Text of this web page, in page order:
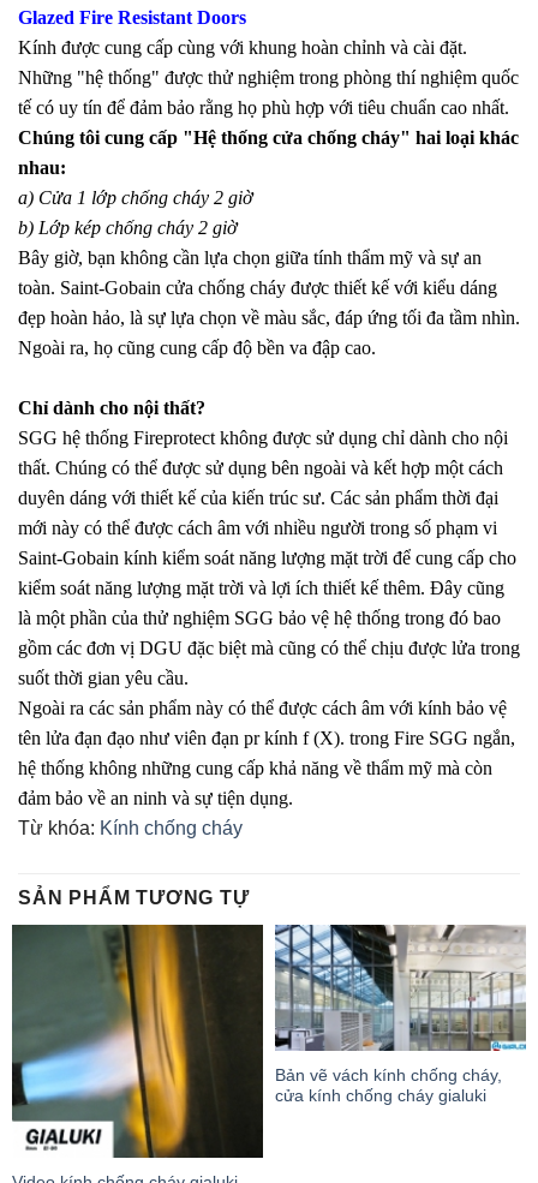
Glazed Fire Resistant Doors
Kính được cung cấp cùng với khung hoàn chỉnh và cài đặt.
Những "hệ thống" được thử nghiệm trong phòng thí nghiệm quốc
tế có uy tín để đảm bảo rằng họ phù hợp với tiêu chuẩn cao nhất.
Chúng tôi cung cấp "Hệ thống cửa chống cháy" hai loại khác
nhau:
a) Cửa 1 lớp chống cháy 2 giờ
b) Lớp kép chống cháy 2 giờ
Bây giờ, bạn không cần lựa chọn giữa tính thẩm mỹ và sự an
toàn. Saint-Gobain cửa chống cháy được thiết kế với kiểu dáng
đẹp hoàn hảo, là sự lựa chọn về màu sắc, đáp ứng tối đa tầm nhìn.
Ngoài ra, họ cũng cung cấp độ bền va đập cao.
Chỉ dành cho nội thất?
SGG hệ thống Fireprotect không được sử dụng chỉ dành cho nội
thất. Chúng có thể được sử dụng bên ngoài và kết hợp một cách
duyên dáng với thiết kế của kiến trúc sư. Các sản phẩm thời đại
mới này có thể được cách âm với nhiều người trong số phạm vi
Saint-Gobain kính kiểm soát năng lượng mặt trời để cung cấp cho
kiểm soát năng lượng mặt trời và lợi ích thiết kế thêm. Đây cũng
là một phần của thử nghiệm SGG bảo vệ hệ thống trong đó bao
gồm các đơn vị DGU đặc biệt mà cũng có thể chịu được lửa trong
suốt thời gian yêu cầu.
Ngoài ra các sản phẩm này có thể được cách âm với kính bảo vệ
tên lửa đạn đạo như viên đạn pr kính f (X). trong Fire SGG ngắn,
hệ thống không những cung cấp khả năng về thẩm mỹ mà còn
đảm bảo về an ninh và sự tiện dụng.
Từ khóa: Kính chống cháy
SẢN PHẨM TƯƠNG TỰ
Bản vẽ vách kính chống cháy,
cửa kính chống cháy gialuki